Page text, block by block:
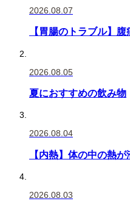
2026.08.07
【胃腸のトラブル】
2026.08.05
夏におすすめの飲み物
2026.08.04
【内熱】体の中の熱
2026.08.03